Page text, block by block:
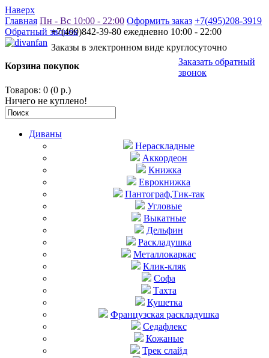
Наверх
Заказать обратный
звонок
+7(499)842-39-80 ежедневно 10:00 - 22:00
Заказы в электронном виде круглосуточно
Главная Пн - Вс 10:00 - 22:00 Оформить заказ +7(495)208-3919
Обратный звонок
Корзина покупок
Товаров: 0 (0 р.)
Ничего не куплено!
Диваны
Нераскладные
Аккордеон
Книжка
Еврокнижка
Пантограф,Тик-так
Угловые
Выкатные
Дельфин
Раскладушка
Металлокаркас
Клик-кляк
Софа
Тахта
Кушетка
Французская раскладушка
Седафлекс
Кожаные
Трек слайд